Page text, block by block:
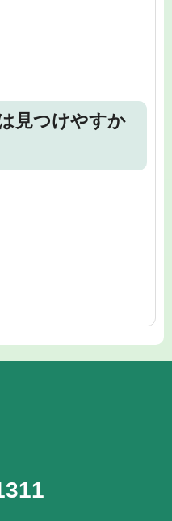
見つけやすか